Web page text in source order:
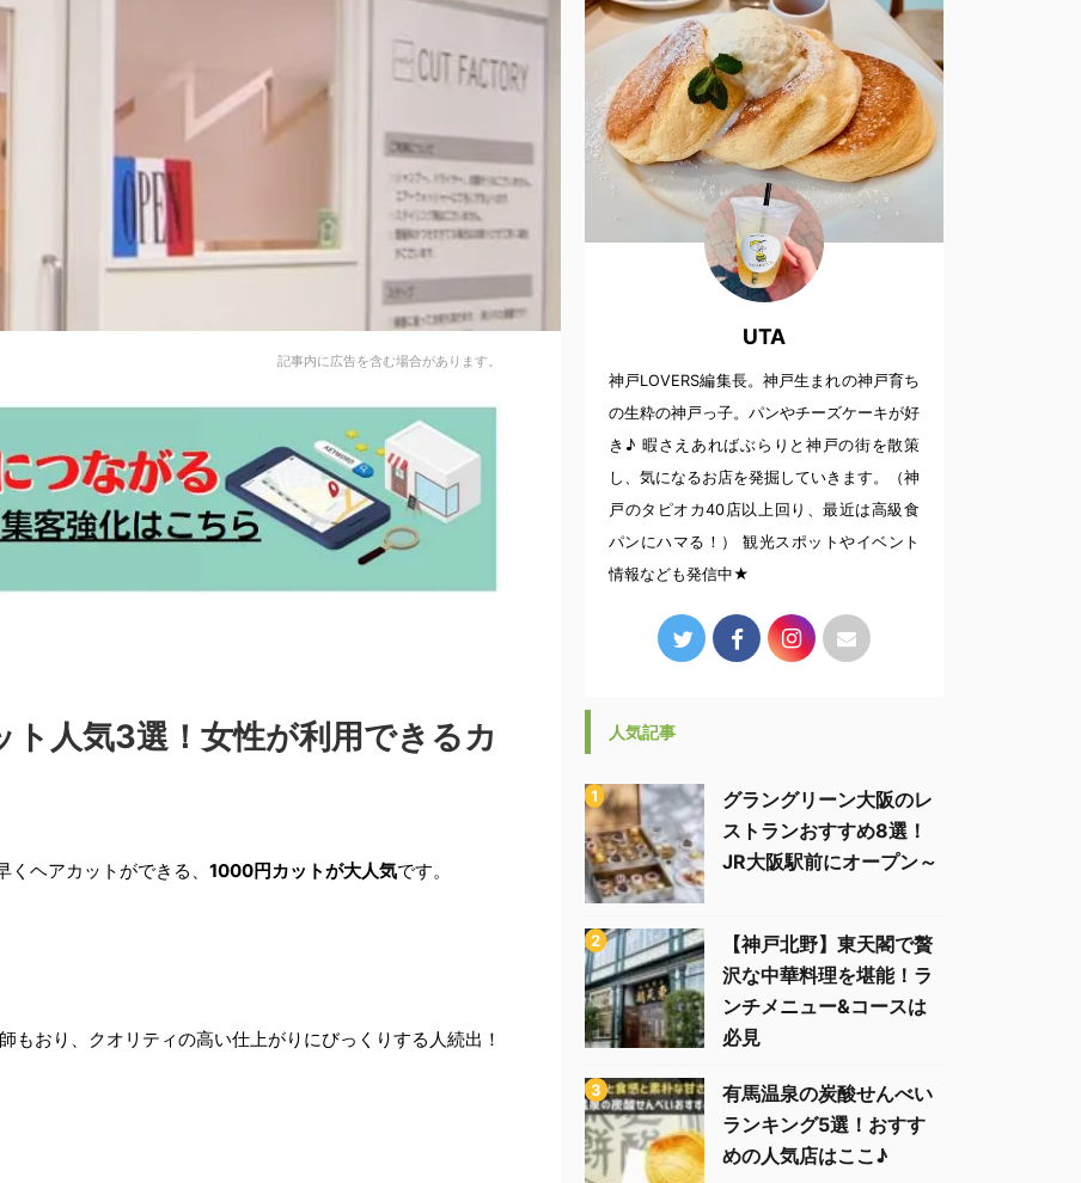
記事内に広告を含む場合があります。
人気3選！女性が利用できるカ
ヘアカットができる、 1000円カットが大人気です。
もおり、クオリティの高い仕上がりにびっくりする人続出！
UTA
神戸LOVERS編集長。神戸生まれの神戸育ち
の生粋の神戸っ子。パンやチーズケーキが好
き♪ 暇さえあればぶらりと神戸の街を散策
し、気になるお店を発掘していきます。（神
戸のタピオカ40店以上回り、最近は高級食
パンにハマる！） 観光スポットやイベント
情報なども発信中★
人気記事
グラングリーン大阪のレ
ストランおすすめ8選！
JR大阪駅前にオープン～
【神戸北野】東天閣で贅
沢な中華料理を堪能！ラ
ンチメニュー&コースは
必見
有馬温泉の炭酸せんべい
ランキング5選！おすす
めの人気店はここ♪